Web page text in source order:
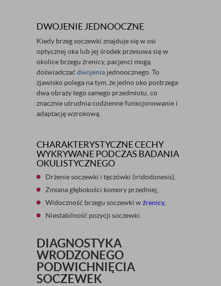
DWOJENIE JEDNOOCZNE
Kiedy brzeg soczewki znajduje się w osi
optycznej oka lub jej środek przesuwa się w
okolice brzegu źrenicy, pacjenci mogą
doświadczać dwojenia jednoocznego. To
zjawisko polega na tym, że jedno oko postrzega
dwa obrazy tego samego przedmiotu, co
znacznie utrudnia codzienne funkcjonowanie i
adaptację wzrokową.
CHARAKTERYSTYCZNE CECHY
WYKRYWANE PODCZAS BADANIA
OKULISTYCZNEGO
Drżenie soczewki i tęczówki (iridodonesis),
Zmiana głębokości komory przedniej,
Widoczność brzegu soczewki wźrenicy,
Niestabilność pozycji soczewki.
DIAGNOSTYKA
WRODZONEGO
PODWICHNIĘCIA
SOCZEWEK